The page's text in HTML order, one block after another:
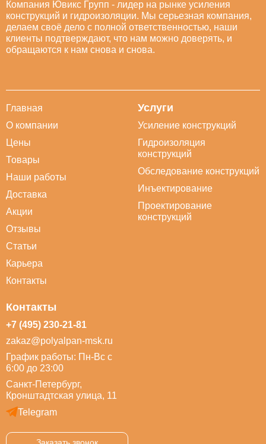
Компания Ювикс Групп - лидер на рынке усиления
конструкций и гидроизоляции. Мы серьезная компания,
делаем своё дело с полной ответственностью, наши
клиенты подтверждают, что нам можно доверять, и
обращаются к нам снова и снова.
Главная
О компании
Цены
Товары
Наши работы
Доставка
Акции
Отзывы
Статьи
Карьера
Контакты
Услуги
Усиление конструкций
Гидроизоляция
конструкций
Обследование конструкций
Инъектирование
Проектирование
конструкций
Контакты
+7 (495) 230-21-81
zakaz@polyalpan-msk.ru
График работы: Пн-Вс с
6:00 до 23:00
Санкт-Петербург,
Кронштадтская улица, 11
Telegram